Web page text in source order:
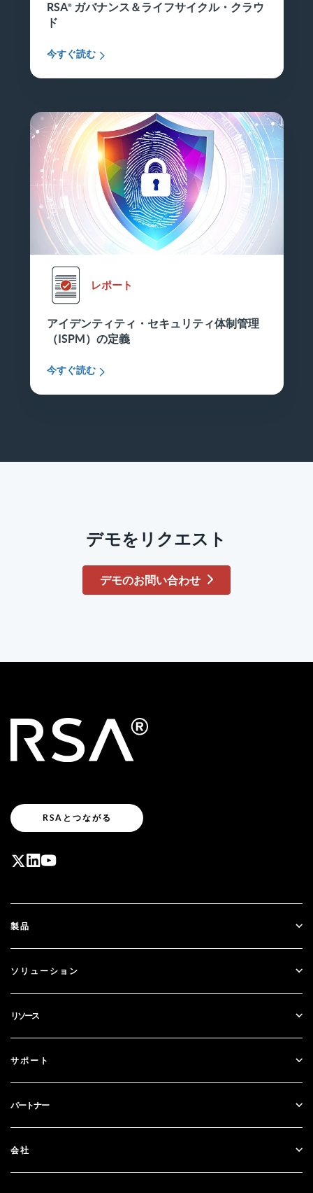
RSA ガバナンス＆ライフサイクル・クラウ
ド
今すぐ読む
レポート
アイデンティティ・セキュリティ体制管理
（ISPM）の定義
今すぐ読む
デモをリクエスト
デモのお問い合わせ
RSAとつながる
製品
SecurID
ソリューション
多要素認証
金融サービス
リソース
ブログ
ドキュメンテーション
サポート
カスタマー・サポート
パートナー
パートナーになる
会社